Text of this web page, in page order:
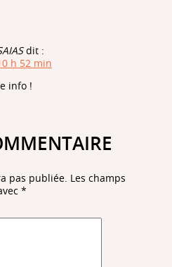
dit :
h 52 min
info !
pas publiée. Les champs
*